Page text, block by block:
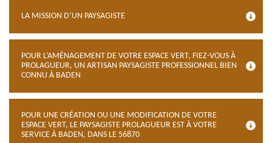
LA MISSION D’UN PAYSAGISTE
POUR L’AMÉNAGEMENT DE VOTRE ESPACE VERT, FIEZ-VOUS À
PROLAGUEUR, UN ARTISAN PAYSAGISTE PROFESSIONNEL BIEN
CONNU À BADEN
POUR UNE CRÉATION OU UNE MODIFICATION DE VOTRE
ESPACE VERT, LE PAYSAGISTE PROLAGUEUR EST À VOTRE
SERVICE À BADEN, DANS LE 56870